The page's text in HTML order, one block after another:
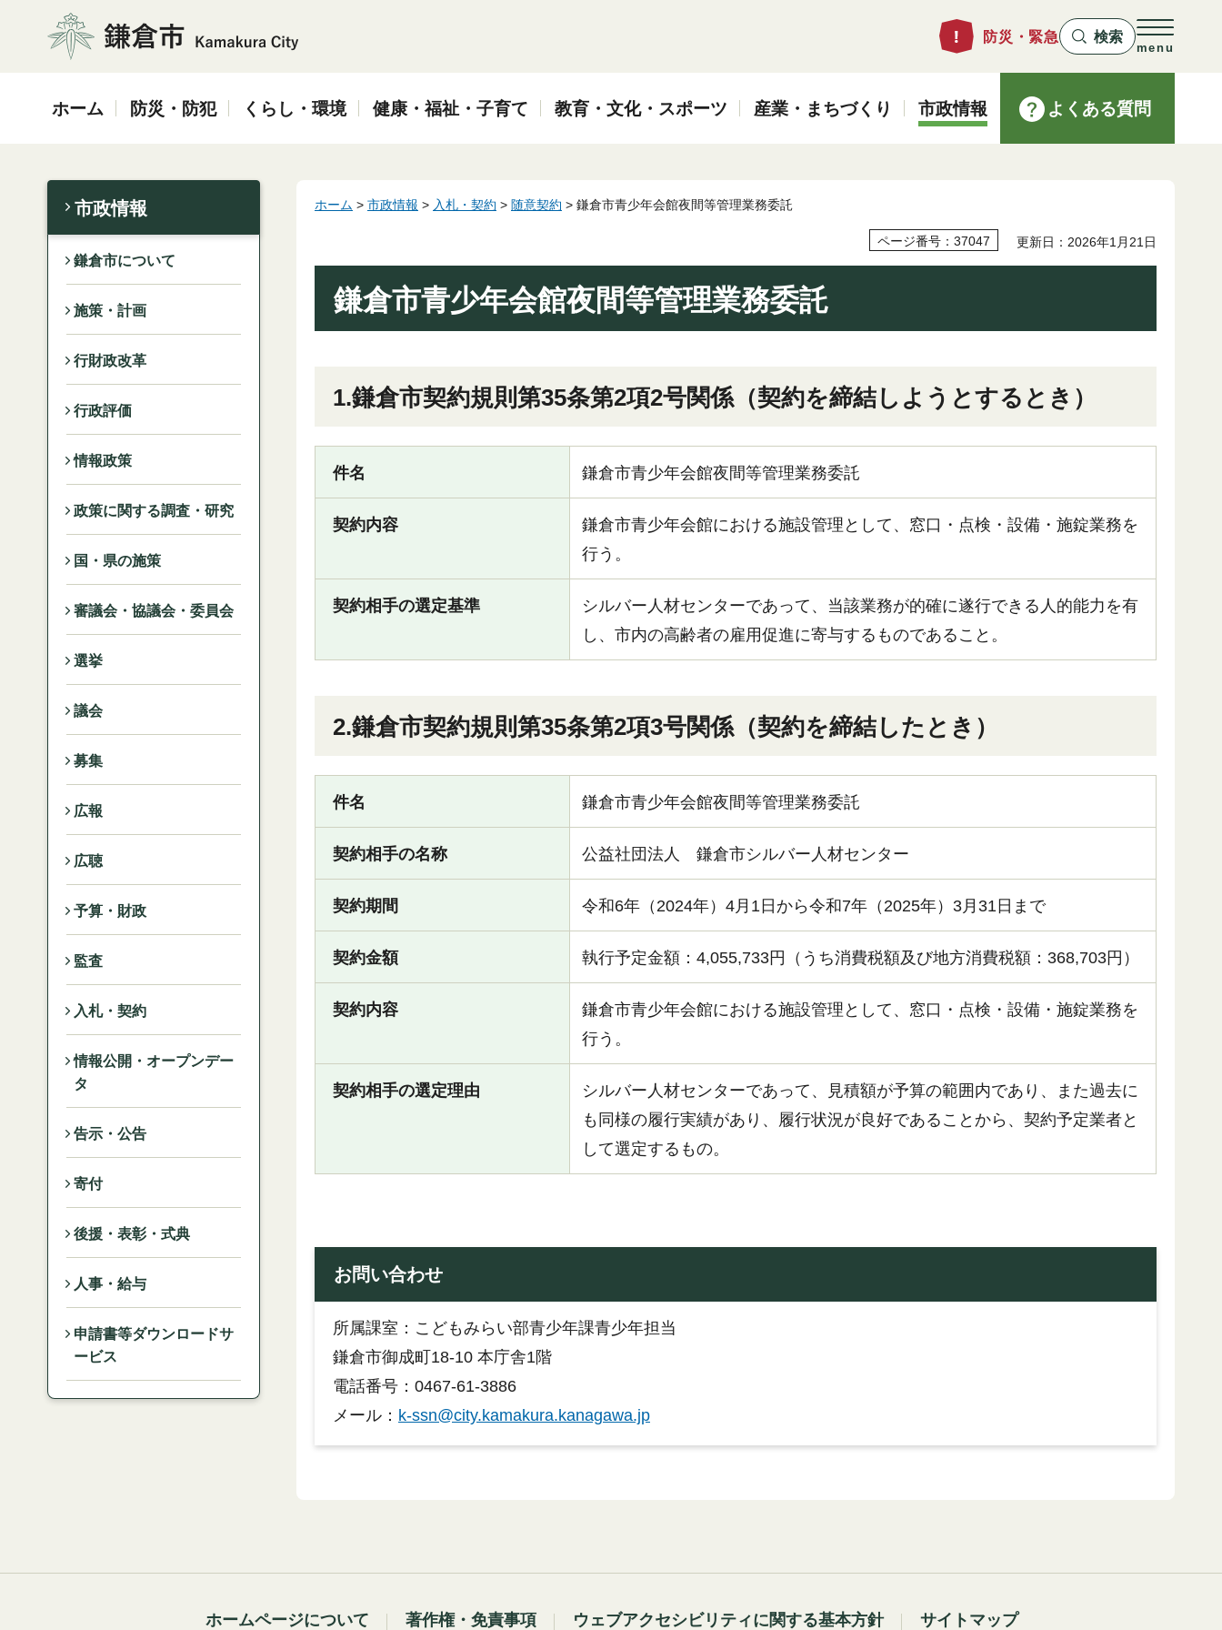
鎌倉市
防災・緊急 検索
menu
ホーム 防災・防犯 くらし・環境 健康・福祉・子育て 教育・文化・スポーツ 産業・まちづくり 市政情報 よくある質問
市政情報
鎌倉市について
施策・計画
行財政改革
行政評価
情報政策
政策に関する調査・研究
国・県の施策
審議会・協議会・委員会
選挙
議会
募集
広報
広聴
予算・財政
監査
入札・契約
情報公開・オープンデー
タ
告示・公告
寄付
後援・表彰・式典
人事・給与
申請書等ダウンロードサ
ービス
ホーム > 市政情報 > 入札・契約 > 随意契約 > 鎌倉市青少年会館夜間等管理業務委託
ページ番号：37047 更新日：2026年1月21日
鎌倉市青少年会館夜間等管理業務委託
1.鎌倉市契約規則第35条第2項2号関係（契約を締結しようとするとき）
件名 鎌倉市青少年会館夜間等管理業務委託
契約内容
鎌倉市青少年会館における施設管理として、窓口・点検・設備・施錠業務を
行う。
契約相手の選定基準
シルバー人材センターであって、当該業務が的確に遂行できる人的能力を有
し、市内の高齢者の雇用促進に寄与するものであること。
2.鎌倉市契約規則第35条第2項3号関係（契約を締結したとき）
件名 鎌倉市青少年会館夜間等管理業務委託
契約相手の名称 公益社団法人 鎌倉市シルバー人材センター
契約期間 令和6年（2024年）4月1日から令和7年（2025年）3月31日まで
契約金額 執行予定金額：4,055,733円（うち消費税額及び地方消費税額：368,703円）
契約内容
鎌倉市青少年会館における施設管理として、窓口・点検・設備・施錠業務を
行う。
契約相手の選定理由
シルバー人材センターであって、見積額が予算の範囲内であり、また過去に
も同様の履行実績があり、履行状況が良好であることから、契約予定業者と
して選定するもの。
お問い合わせ
所属課室：こどもみらい部青少年課青少年担当
鎌倉市御成町18-10 本庁舎1階
電話番号：0467-61-3886
メール： k-ssn@city.kamakura.kanagawa.jp
ホームページについて 著作権・免責事項 ウェブアクセシビリティに関する基本方針 サイトマップ